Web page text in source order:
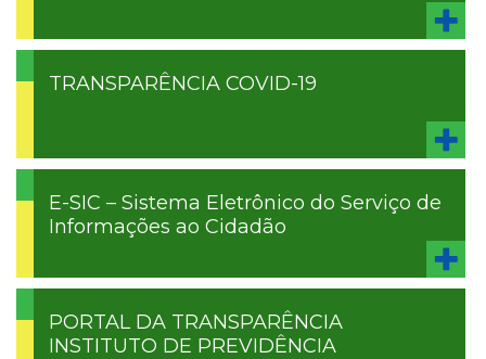
TRANSPARÊNCIA COVID-19
E-SIC – Sistema Eletrônico do Serviço de
Informações ao Cidadão
PORTAL DA TRANSPARÊNCIA
INSTITUTO DE PREVIDÊNCIA